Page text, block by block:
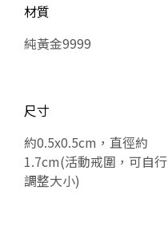
材質
純黃金9999
尺寸
約0.5x0.5cm，直徑約
1.7cm(活動戒圍，可自行
調整大小)